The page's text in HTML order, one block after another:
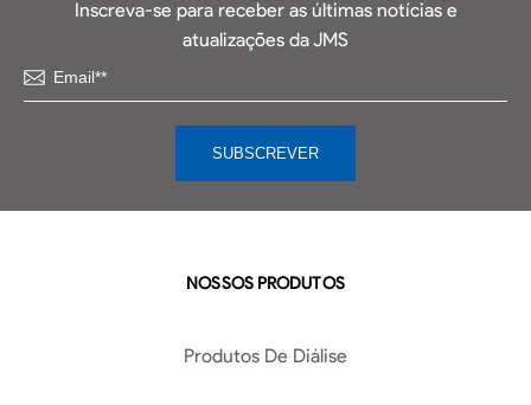
Inscreva-se para receber as últimas notícias e
atualizações da JMS
NOSSOS PRODUTOS
Produtos De Diálise